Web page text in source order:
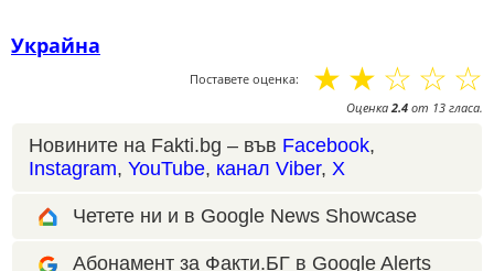
Украйна
Поставете оценка: ☆
☆
☆
☆
☆
Оценка2.4 от 13 гласа.
Новините на Fakti.bg – във Facebook,
Instagram, YouTube, канал Viber, X
Четете ни и в Google News Showcase
Абонамент за Факти.БГ в Google Alerts